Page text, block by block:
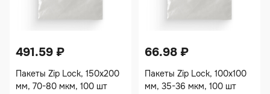
491.59 ₽
Пакеты Zip Lock, 150х200
мм, 70-80 мкм, 100 шт
66.98 ₽
Пакеты Zip Lock, 100х100
мм, 35-36 мкм, 100 шт